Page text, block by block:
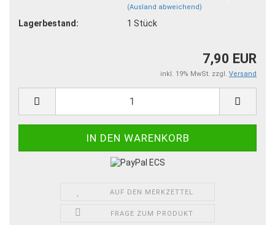
(Ausland abweichend)
Lagerbestand: 1 Stück
7,90 EUR
inkl. 19% MwSt. zzgl. Versand
AUF DEN MERKZETTEL
FRAGE ZUM PRODUKT